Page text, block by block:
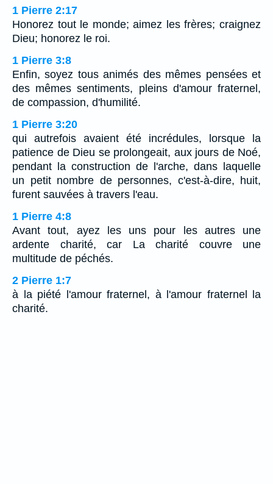
1 Pierre 2:17
Honorez tout le monde; aimez les frères; craignez
Dieu; honorez le roi.
1 Pierre 3:8
Enfin, soyez tous animés des mêmes pensées et
des mêmes sentiments, pleins d'amour fraternel,
de compassion, d'humilité.
1 Pierre 3:20
qui autrefois avaient été incrédules, lorsque la
patience de Dieu se prolongeait, aux jours de Noé,
pendant la construction de l'arche, dans laquelle
un petit nombre de personnes, c'est-à-dire, huit,
furent sauvées à travers l'eau.
1 Pierre 4:8
Avant tout, ayez les uns pour les autres une
ardente charité, car La charité couvre une
multitude de péchés.
2 Pierre 1:7
à la piété l'amour fraternel, à l'amour fraternel la
charité.